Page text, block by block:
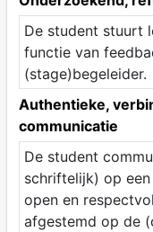
De student stuurt
functie van
(stage)begeleider.
Authentieke,
communicatie
De student
schriftelijk) op
open en
afgestemd op de